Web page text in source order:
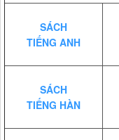
SÁCH
TIẾNG ANH
SÁCH
TIẾNG HÀN